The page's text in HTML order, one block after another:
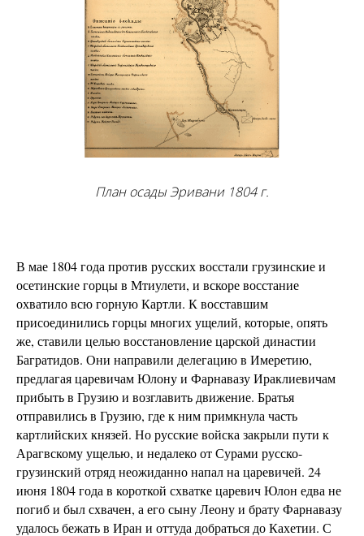
План осады Эривани 1804 г.
В мае 1804 года против русских восстали грузинские и
осетинские горцы в Мтиулети, и вскоре восстание
охватило всю горную Картли. К восставшим
присоединились горцы многих ущелий, которые, опять
же, ставили целью восстановление царской династии
Багратидов. Они направили делегацию в Имеретию,
предлагая царевичам Юлону и Фарнавазу Ираклиевичам
прибыть в Грузию и возглавить движение. Братья
отправились в Грузию, где к ним примкнула часть
картлийских князей. Но русские войска закрыли пути к
Арагвскому ущелью, и недалеко от Сурами русско-
грузинский отряд неожиданно напал на царевичей. 24
июня 1804 года в короткой схватке царевич Юлон едва не
погиб и был схвачен, а его сыну Леону и брату Фарнавазу
удалось бежать в Иран и оттуда добраться до Кахетии. С